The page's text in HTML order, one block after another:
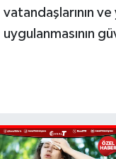
vatandaşlarının
uygulanmasının